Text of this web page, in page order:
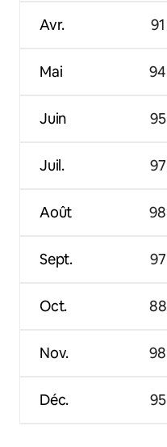
Avr.
Mai
Juin
Juil.
Août
Sept.
Oct.
Nov.
Déc.